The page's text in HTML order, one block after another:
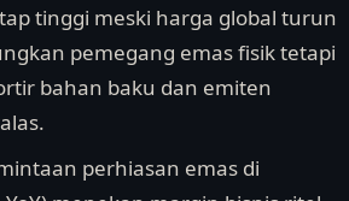
tinggi meski harga global turun
pemegang emas fisik tetapi
bahan baku dan emiten
perhiasan emas di